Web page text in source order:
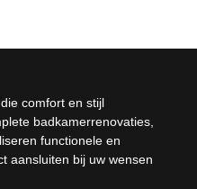
comfort en stijl
badkamerrenovaties,
functionele en
aansluiten bij uw wensen